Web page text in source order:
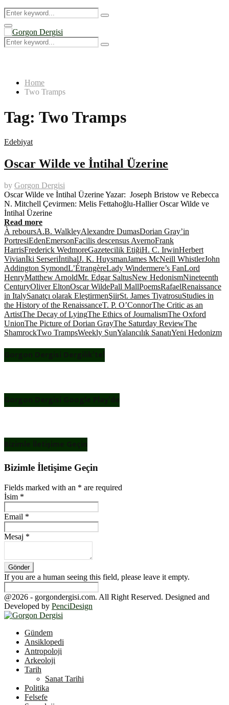
Search
for:
Search
Primary
Menu
Search
for:
Search
Home
Two Tramps
Tag: Two Tramps
Edebiyat
Oscar Wilde ve İntihal Üzerine
by Gorgon Dergisi
Oscar Wilde ve İntihal Üzerine Yazar: Joseph Bristow ve Rebecca
N. Mitchell Çevirmen: Melis Fettahoğlu-Hallier Oscar Wilde ve
İntihal Üzerine
Read more
À reboursA.B. WalkleyAlexandre DumasDorian Gray’in
PortresiEdenEmersonFacilis descensus AvernoFrank
HarrisFrederick WedmoreGazetecilik EtiğiH. C. IrwinHerbert
Vivianİki SerseriİntihalJ. K. HuysmanJames McNeill WhistlerJohn
Addington SymondL’ÉtrangèreLady Windermere’s FanLord
HenryMatthew ArnoldMr. Edgar SaltusNew HedonismNineteenth
CenturyOliver EltonOscar WildePall MallPoemsRafaelRenaissance
in ItalySanatçı olarak EleştirmenŞiirSt. James TiyatrosuStudies in
the History of the RenaissanceT. P. O’ConnorThe Critic as an
ArtistThe Decay of LyingThe Ethics of JournalismThe Oxford
UnionThe Picture of Dorian GrayThe Saturday ReviewThe
ShamrockTwo TrampsWeekly SunYalancılık SanatıYeni Hedonizm
Gorgon Dergisi Dergilik’te!
Gorgon Dergisi Google Play’de
Bizimle İletişime Geçin
Bizimle İletişime Geçin
Fields marked with an * are required
İsim *
Email *
Mesaj *
If you are a human seeing this field, please leave it empty.
@2026 - gorgondergisi.com. All Right Reserved. Designed and
Developed by PenciDesign
Gündem
Ansiklopedi
Antropoloji
Arkeoloji
Tarih
Sanat Tarihi
Politika
Felsefe